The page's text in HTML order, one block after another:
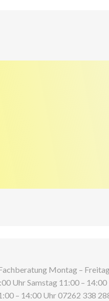
Montag –
Uhr Samstag 11:00 –
– 14:00 Uhr 07262 338